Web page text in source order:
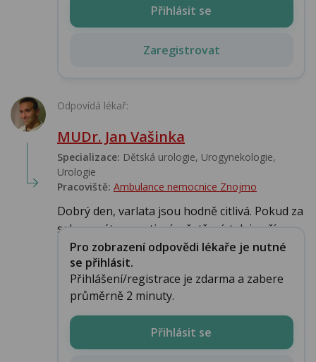
Přihlásit se
Zaregistrovat
Odpovídá lékař:
MUDr. Jan Vašinka
Specializace: Dětská urologie, Urogynekologie,
Urologie‎
Pracoviště: Ambulance nemocnice Znojmo
Dobrý den, varlata jsou hodně citlivá. Pokud za
sebou máte negativní vyšetření, tak je pří...
Pro zobrazení odpovědi lékaře je nutné
se přihlásit.
Přihlášení/registrace je zdarma a zabere
průměrně 2 minuty.
Přihlásit se